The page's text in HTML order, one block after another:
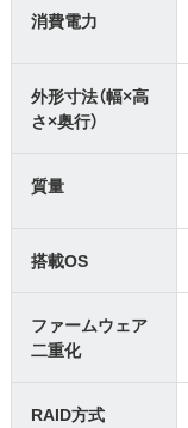
消費電力
外形寸法（幅×高
さ×奥行）
質量
搭載OS
ファームウェア
二重化
RAID方式